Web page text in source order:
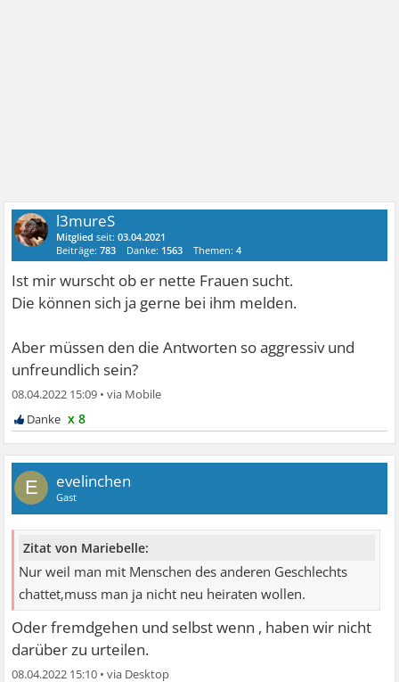
l3mureS
Mitglied seit:03.04.2021
Beiträge:783 Danke: 1563 Themen:4
Ist mir wurscht ob er nette Frauen sucht.
Die können sich ja gerne bei ihm melden.
Aber müssen den die Antworten so aggressiv und
unfreundlich sein?
08.04.2022 15:09 •
x 8
E evelinchen
Gast
Zitat von Mariebelle:
Nur weil man mit Menschen des anderen Geschlechts
chattet,muss man ja nicht neu heiraten wollen.
Oder fremdgehen und selbst wenn , haben wir nicht
darüber zu urteilen.
08.04.2022 15:10 •